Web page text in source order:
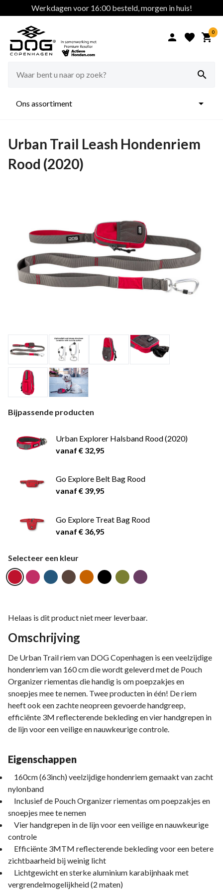
Werkdagen voor 16:00 besteld, morgen in huis!
  0

Ons assortiment 
Urban Trail Leash Hondenriem
Rood (2020)
Bijpassende producten
Urban Explorer Halsband Rood (2020)
vanaf € 32,95
Go Explore Belt Bag Rood
vanaf € 39,95
Go Explore Treat Bag Rood
vanaf € 36,95
Selecteer een kleur
Helaas is dit product niet meer leverbaar.
Omschrijving
De Urban Trail riem van DOG Copenhagen is een veelzijdige
hondenriem van 160 cm die wordt geleverd met de Pouch
Organizer riementas die handig is om poepzakjes en
snoepjes mee te nemen. Twee producten in één! De riem
heeft ook een zachte neopreen gevoerde handgreep,
efficiënte 3M reflecterende bekleding en vier handgrepen in
de lijn voor een veilige en nauwkeurige controle.
Eigenschappen
160cm (63inch) veelzijdige hondenriem gemaakt van zacht
nylonband
Inclusief de Pouch Organizer riementas om poepzakjes en
snoepjes mee te nemen
Vier handgrepen in de lijn voor een veilige en nauwkeurige
controle
Efficiënte 3MTM reflecterende bekleding voor een betere
zichtbaarheid bij weinig licht
Lichtgewicht en sterke aluminium karabijnhaak met
vergrendelmogelijkheid (2 maten)